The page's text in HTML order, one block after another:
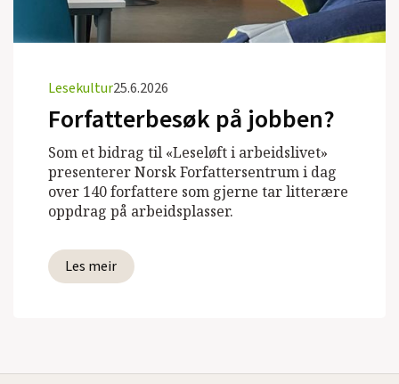
Lesekultur25.6.2026
Forfatterbesøk på jobben?
Som et bidrag til «Leseløft i arbeidslivet»
presenterer Norsk Forfattersentrum i dag
over 140 forfattere som gjerne tar litterære
oppdrag på arbeidsplasser.
Les meir